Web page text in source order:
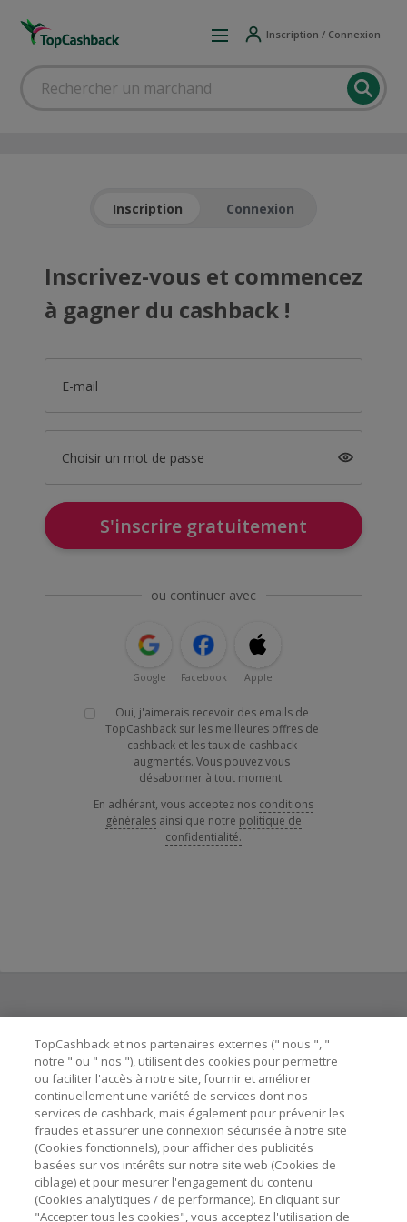
Inscription / Connexion
Inscription Connexion
Inscrivez-vous et commencez
à gagner du cashback !
E-mail
Choisir un mot de passe
S'inscrire gratuitement
ou continuer avec
Google Facebook Apple
Oui, j'aimerais recevoir des emails de
TopCashback sur les meilleures offres de
cashback et les taux de cashback
augmentés. Vous pouvez vous
désabonner à tout moment.
En adhérant, vous acceptez nos conditions
générales ainsi que notre politique de
confidentialité.
Besoin d'aide ?
Astuces pour économiser
A propos de
Contactez-nous
TopCashback et nos partenaires externes (" nous ", "
notre " ou " nos "), utilisent des cookies pour permettre
ou faciliter l'accès à notre site, fournir et améliorer
continuellement une variété de services dont nos
services de cashback, mais également pour prévenir les
fraudes et assurer une connexion sécurisée à notre site
(Cookies fonctionnels), pour afficher des publicités
basées sur vos intérêts sur notre site web (Cookies de
ciblage) et pour mesurer l'engagement du contenu
(Cookies analytiques / de performance). En cliquant sur
"Accepter tous les cookies", vous acceptez l'utilisation de